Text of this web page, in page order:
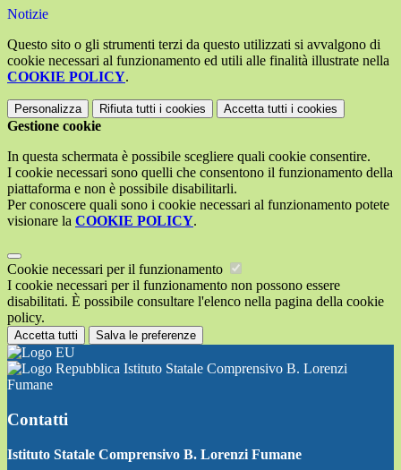
Notizie
Questo sito o gli strumenti terzi da questo utilizzati si avvalgono di
cookie necessari al funzionamento ed utili alle finalità illustrate nella
COOKIE POLICY.
Personalizza Rifiuta tutti i cookies Accetta tutti i cookies
Gestione cookie
In questa schermata è possibile scegliere quali cookie consentire.
I cookie necessari sono quelli che consentono il funzionamento della
piattaforma e non è possibile disabilitarli.
Per conoscere quali sono i cookie necessari al funzionamento potete
visionare la COOKIE POLICY.
Cookie necessari per il funzionamento
I cookie necessari per il funzionamento non possono essere
disabilitati. È possibile consultare l'elenco nella pagina della cookie
policy.
Accetta tutti Salva le preferenze
Istituto Statale Comprensivo B. Lorenzi
Fumane
Contatti
Istituto Statale Comprensivo B. Lorenzi Fumane